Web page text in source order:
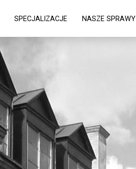
SPECJALIZACJE NASZE SPRAWY